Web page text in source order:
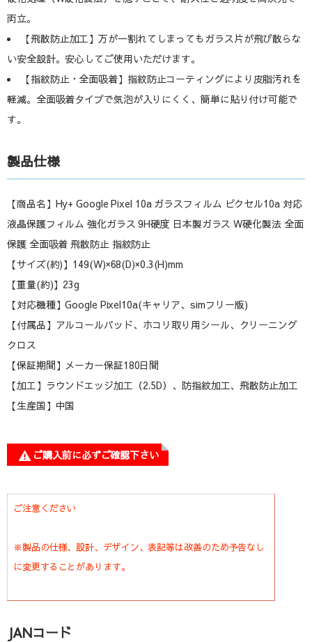
両立。
【飛散防止加工】万が一割れてしまってもガラス片が飛び散らな
い安全設計。安心してご使用いただけます。
【指紋防止・全面吸着】指紋防止コーティングにより皮脂汚れを
軽減。全面吸着タイプで気泡が入りにくく、簡単に貼り付け可能で
す。
製品仕様
【商品名】Hy+ Google Pixel 10a ガラスフィルム ピクセル10a 対応
液晶保護フィルム 強化ガラス 9H硬度 日本製ガラス W硬化製法 全面
保護 全面吸着 飛散防止 指紋防止
【サイズ(約)】149(W)×68(D)×0.3(H)mm
【重量(約)】23g
【対応機種】Google Pixel10a(キャリア、simフリー版)
【付属品】アルコールパッド、ホコリ取り用シール、クリーニング
クロス
【保証期間】メーカー保証180日間
【加工】ラウンドエッジ加工（2.5D）、防指紋加工、飛散防止加工
【生産国】中国
ご購入前に必ずご確認下さい
ご注意ください
※製品の仕様、設計、デザイン、表記等は改善のため予告なし
に変更することがあります。
JANコード